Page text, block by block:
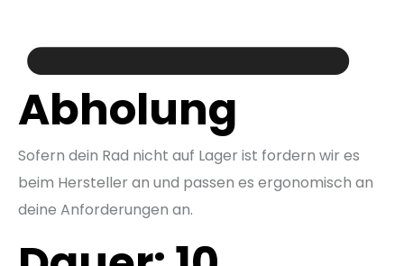
Abholung
Sofern dein Rad nicht auf Lager ist fordern wir es
beim Hersteller an und passen es ergonomisch an
deine Anforderungen an.